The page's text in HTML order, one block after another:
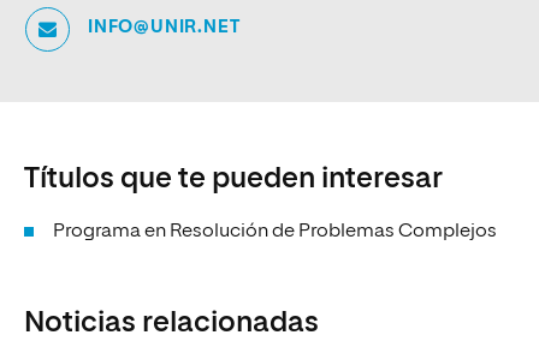
INFO@UNIR.NET
Títulos que te pueden interesar
Programa en Resolución de Problemas Complejos
Noticias relacionadas